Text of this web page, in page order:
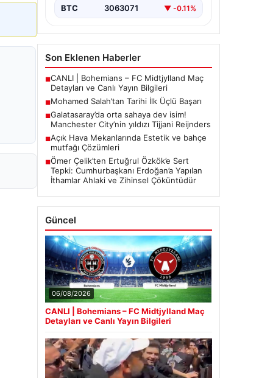
BTC 3063071 ▼ -0.11%
Son Eklenen Haberler
■CANLI | Bohemians – FC Midtjylland Maç
Detayları ve Canlı Yayın Bilgileri
■Mohamed Salah’tan Tarihi İlk Üçlü Başarı
■Galatasaray’da orta sahaya dev isim!
Manchester City’nin yıldızı Tijjani Reijnders
■Açık Hava Mekanlarında Estetik ve bahçe
mutfağı Çözümleri
■Ömer Çelik’ten Ertuğrul Özkök’e Sert
Tepki: Cumhurbaşkanı Erdoğan’a Yapılan
İthamlar Ahlaki ve Zihinsel Çöküntüdür
Güncel
06/08/2026
CANLI | Bohemians – FC Midtjylland Maç
Detayları ve Canlı Yayın Bilgileri